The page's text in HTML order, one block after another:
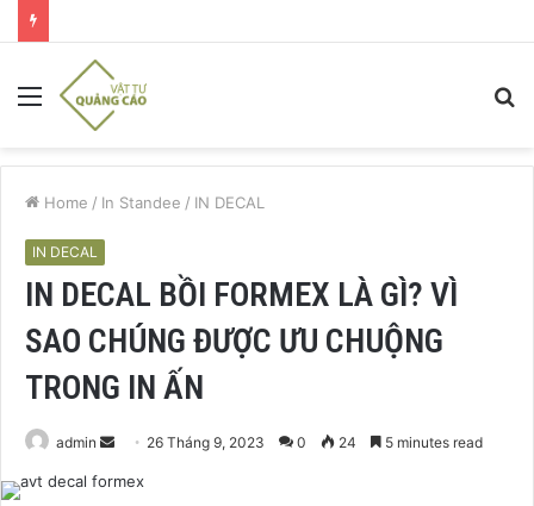
Menu
Home / In Standee / IN DECAL
IN DECAL
IN DECAL BỒI FORMEX LÀ GÌ? VÌ
SAO CHÚNG ĐƯỢC ƯU CHUỘNG
TRONG IN ẤN
admin
Send 26 Tháng 9, 2023 0 24 5 minutes read